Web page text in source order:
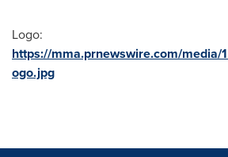
Logo:
https://mma.prnewswire.com/
ogo.jpg